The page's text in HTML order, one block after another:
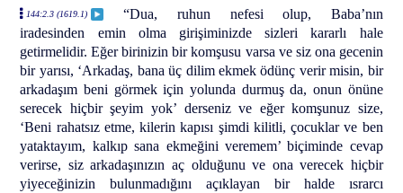
144:2.3 (1619.1)
“Dua, ruhun nefesi olup, Baba’nın
iradesinden emin olma girişiminizde sizleri kararlı hale
getirmelidir. Eğer birinizin bir komşusu varsa ve siz ona gecenin
bir yarısı, ‘Arkadaş, bana üç dilim ekmek ödünç verir misin, bir
arkadaşım beni görmek için yolunda durmuş da, onun önüne
serecek hiçbir şeyim yok’ derseniz ve eğer komşunuz size,
‘Beni rahatsız etme, kilerin kapısı şimdi kilitli, çocuklar ve ben
yataktayım, kalkıp sana ekmeğini veremem’ biçiminde cevap
verirse, siz arkadaşınızın aç olduğunu ve ona verecek hiçbir
yiyeceğinizin bulunmadığını açıklayan bir halde ısrarcı